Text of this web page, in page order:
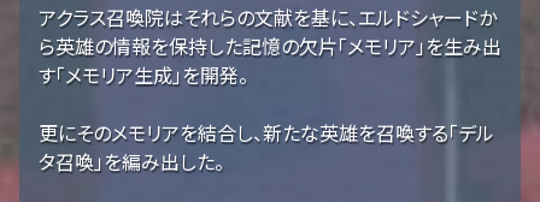
アクラス召喚院はそれらの文献を基に、エルドシャードか
ら英雄の情報を保持した記憶の欠片「メモリア」を生み出
す「メモリア生成」を開発。
更にそのメモリアを結合し、新たな英雄を召喚する「デル
タ召喚」を編み出した。